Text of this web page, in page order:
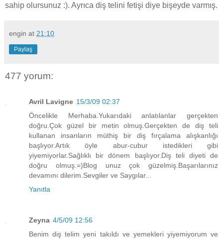
sahip olursunuz :). Ayrıca diş telini fetişi diye bişeyde varmış.
engin at 21:10
Paylaş
477 yorum:
Avril Lavigne 15/3/09 02:37
Öncelikle Merhaba.Yukarıdaki anlatılanlar gerçekten
doğru.Çok güzel bir metin olmuş.Gerçekten de diş teli
kullanan insanların müthiş bir diş fırçalama alışkanlığı
başlıyor.Artık öyle abur-cubur istedikleri gibi
yiyemiyorlar.Sağlıklı bir dönem başlıyor.Diş teli diyeti de
doğru olmuş.=)Blog unuz çok güzelmiş.Başarılarınız
devamını dilerim.Sevgiler ve Saygılar...
Yanıtla
Zeyna 4/5/09 12:56
Benim diş telim yeni takıldı ve yemekleri yiyemiyorum ve